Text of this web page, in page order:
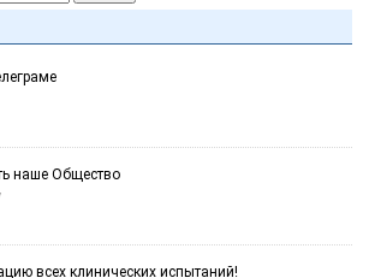
наше Общество
всех клинических испытаний!